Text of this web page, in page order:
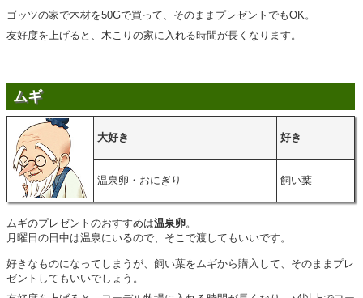
ゴッツの家で木材を50Gで買って、そのままプレゼントでもOK。
友好度を上げると、木こりの家に入れる時間が長くなります。
ムギ
大好き 好き
温泉卵・おにぎり 飼い葉
ムギのプレゼントのおすすめは温泉卵。
月曜日の日中は温泉にいるので、そこで渡してもいいです。
好きなものになってしまうが、飼い葉をムギから購入して、そのままプレ
ゼントしてもいいでしょう。